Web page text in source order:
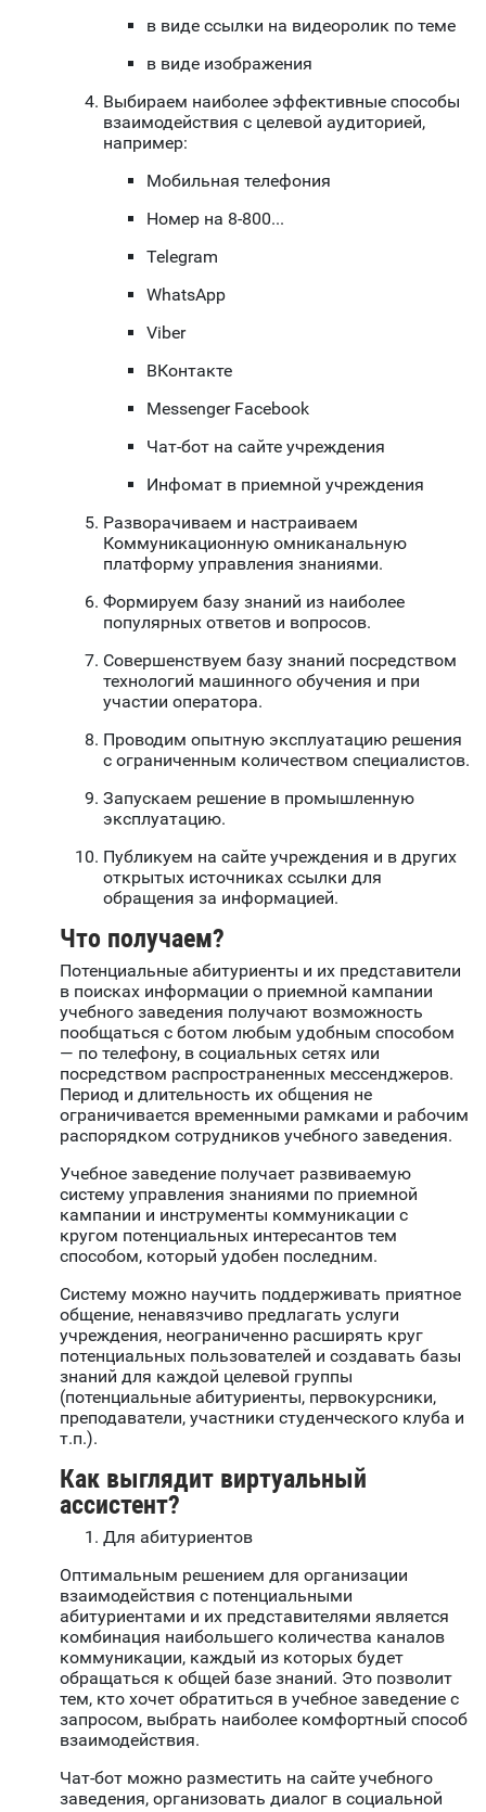
в виде ссылки на видеоролик по теме
в виде изображения
Выбираем наиболее эффективные способы
взаимодействия с целевой аудиторией,
например:
Мобильная телефония
Номер на 8-800...
Telegram
WhatsApp
Viber
ВКонтакте
Messenger Facebook
Чат-бот на сайте учреждения
Инфомат в приемной учреждения
Разворачиваем и настраиваем
Коммуникационную омниканальную
платформу управления знаниями.
Формируем базу знаний из наиболее
популярных ответов и вопросов.
Совершенствуем базу знаний посредством
технологий машинного обучения и при
участии оператора.
Проводим опытную эксплуатацию решения
с ограниченным количеством специалистов.
Запускаем решение в промышленную
эксплуатацию.
Публикуем на сайте учреждения и в других
открытых источниках ссылки для
обращения за информацией.
Что получаем?
Потенциальные абитуриенты и их представители
в поисках информации о приемной кампании
учебного заведения получают возможность
пообщаться с ботом любым удобным способом
— по телефону, в социальных сетях или
посредством распространенных мессенджеров.
Период и длительность их общения не
ограничивается временными рамками и рабочим
распорядком сотрудников учебного заведения.
Учебное заведение получает развиваемую
систему управления знаниями по приемной
кампании и инструменты коммуникации с
кругом потенциальных интересантов тем
способом, который удобен последним.
Систему можно научить поддерживать приятное
общение, ненавязчиво предлагать услуги
учреждения, неограниченно расширять круг
потенциальных пользователей и создавать базы
знаний для каждой целевой группы
(потенциальные абитуриенты, первокурсники,
преподаватели, участники студенческого клуба и
т.п.).
Как выглядит виртуальный
ассистент?
Для абитуриентов
Оптимальным решением для организации
взаимодействия с потенциальными
абитуриентами и их представителями является
комбинация наибольшего количества каналов
коммуникации, каждый из которых будет
обращаться к общей базе знаний. Это позволит
тем, кто хочет обратиться в учебное заведение с
запросом, выбрать наиболее комфортный способ
взаимодействия.
Чат-бот можно разместить на сайте учебного
заведения, организовать диалог в социальной